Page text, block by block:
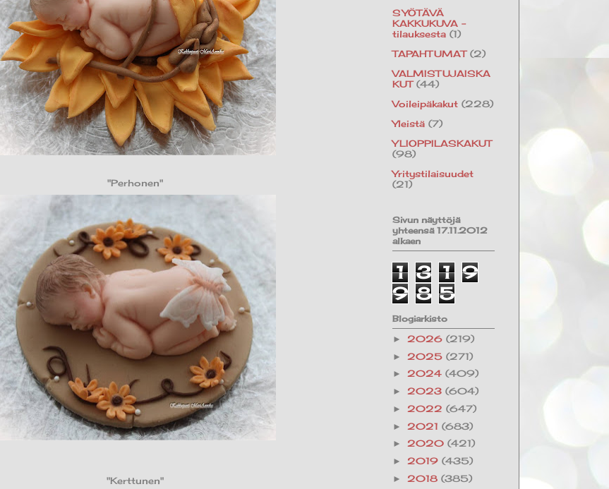
"Perhonen"
"Kerttunen"
SYÖTÄVÄ
KAKKUKUVA -
tilauksesta (1)
TAPAHTUMAT (2)
VALMISTUJAISKA
KUT (44)
Voileipäkakut (228)
Yleistä (7)
YLIOPPILASKAKUT
(98)
Yritystilaisuudet
(21)
Sivun näyttöjä
yhteensä 17.11.2012
alkaen
1 3 1 9
9 8 5
Blogiarkisto
► 2026 (219)
► 2025 (271)
► 2024 (409)
► 2023 (604)
► 2022 (647)
► 2021 (683)
► 2020 (421)
► 2019 (435)
► 2018 (385)